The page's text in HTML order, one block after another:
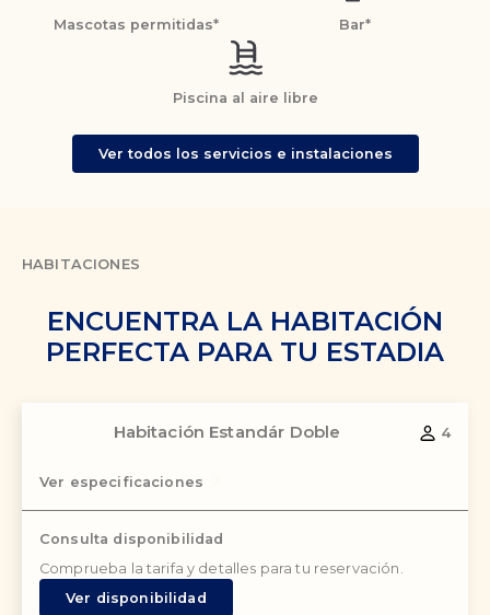
Mascotas permitidas* Bar*
Piscina al aire libre
Ver todos los servicios e instalaciones
HABITACIONES
ENCUENTRA LA HABITACIÓN
PERFECTA PARA TU ESTADIA
Habitación Estandár Doble
Ver especificaciones
4
Consulta disponibilidad
Comprueba la tarifa y detalles para tu reservación.
Ver disponibilidad